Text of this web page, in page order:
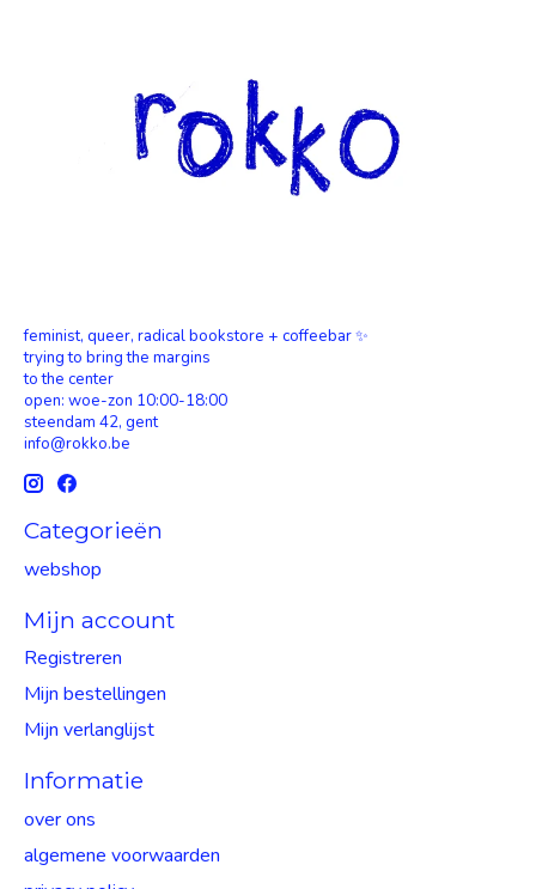
feminist, queer, radical bookstore + coffeebar ✨
trying to bring the margins
to the center
open: woe-zon 10:00-18:00
steendam 42, gent
info@rokko.be
Categorieën
webshop
Mijn account
Registreren
Mijn bestellingen
Mijn verlanglijst
Informatie
over ons
algemene voorwaarden